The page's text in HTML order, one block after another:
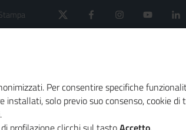
Piano Banda Ultralarga: nasce
Per consentire specifiche
installati, solo previo suo consenso, cookie di